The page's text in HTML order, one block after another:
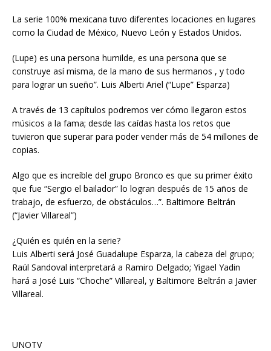
La serie 100% mexicana tuvo diferentes locaciones en lugares
como la Ciudad de México, Nuevo León y Estados Unidos.
(Lupe) es una persona humilde, es una persona que se
construye así misma, de la mano de sus hermanos , y todo
para lograr un sueño”. Luis Alberti Ariel (“Lupe” Esparza)
A través de 13 capítulos podremos ver cómo llegaron estos
músicos a la fama; desde las caídas hasta los retos que
tuvieron que superar para poder vender más de 54 millones de
copias.
Algo que es increíble del grupo Bronco es que su primer éxito
que fue “Sergio el bailador” lo logran después de 15 años de
trabajo, de esfuerzo, de obstáculos…”. Baltimore Beltrán
(“Javier Villareal”)
¿Quién es quién en la serie?
Luis Alberti será José Guadalupe Esparza, la cabeza del grupo;
Raúl Sandoval interpretará a Ramiro Delgado; Yigael Yadin
hará a José Luis “Choche” Villareal, y Baltimore Beltrán a Javier
Villareal.
UNOTV